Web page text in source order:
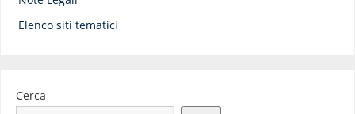
Elenco siti tematici
Cerca